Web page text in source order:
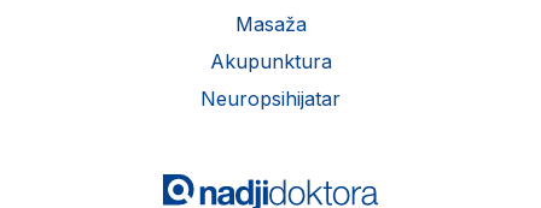
Masaža
Akupunktura
Neuropsihijatar